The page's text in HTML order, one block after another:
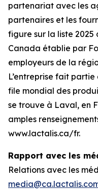
partenariat avec les
partenaires et les
figure sur la liste 2025
Canada établie par
employeurs de la
L’entreprise fait
file mondial des
se trouve à Laval, en
amples
www.lactalis.ca/fr.
Rapport avec les
Relations avec les